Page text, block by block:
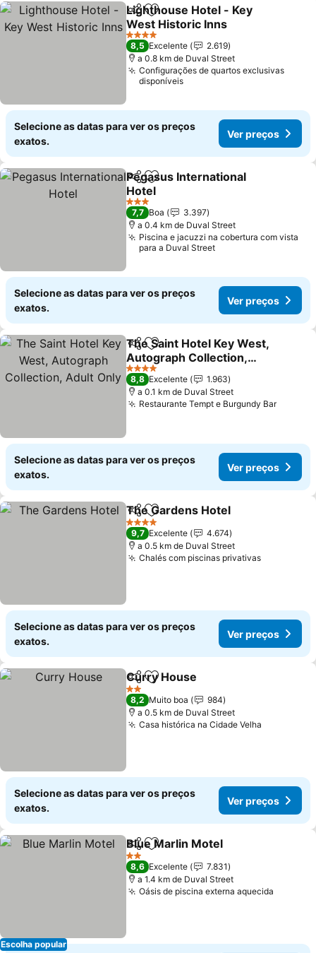
PartilharAdicionar aos favoritos
Lighthouse Hotel - Key
West Historic Inns
Ver preços
4 Estrelas
8,5 Excelente
2.619
a 0.8 km de Duval Street
Configurações de quartos exclusivas
disponíveis
Selecione as datas para ver os preços
exatos.
Ver preços
PartilharAdicionar aos favoritos
Pegasus International
Hotel
Ver preços
3 Estrelas
7,7 Boa
3.397
a 0.4 km de Duval Street
Piscina e jacuzzi na cobertura com vista
para a Duval Street
Selecione as datas para ver os preços
exatos.
Ver preços
PartilharAdicionar aos favoritos
The Saint Hotel Key West,
Autograph Collection,
Adult Only
Ver preços
4 Estrelas
8,8 Excelente
1.963
a 0.1 km de Duval Street
Restaurante Tempt e Burgundy BarVer
Selecione as datas para ver os preços
exatos.
Ver preços
PartilharAdicionar aos favoritos
The Gardens Hotel
4 Estrelas
9,7 Excelente
4.674
a 0.5 km de Duval Street
Chalés com piscinas privativasVer
Selecione as datas para ver os preços
exatos.
Ver preços
PartilharAdicionar aos favoritos
Curry House
2 Estrelas
8,2 Muito boa
984
a 0.5 km de Duval Street
Casa histórica na Cidade Velha
Selecione as datas para ver os preços
exatos.
Ver preços
Escolha popular
PartilharAdicionar aos favoritos
Blue Marlin Motel
2 Estrelas
8,6 Excelente
7.831
a 1.4 km de Duval Street
Oásis de piscina externa aquecida